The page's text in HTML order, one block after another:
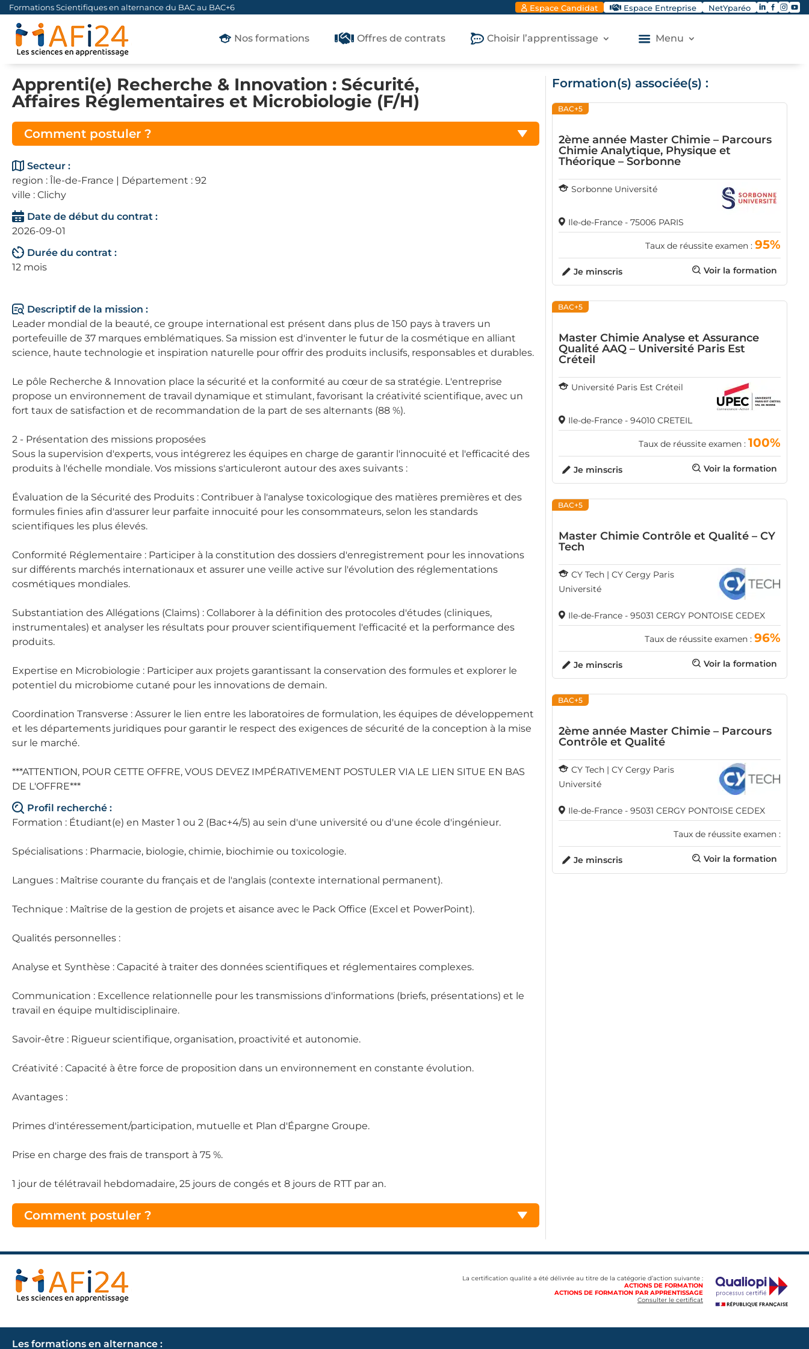
Formations Scientifiques en alternance du BAC au BAC+6 Espace Candidat Espace Entreprise NetYparéo 
Nos formations Offres de contrats Choisir l’apprentissage Menu
Apprenti(e) Recherche & Innovation : Sécurité,
Affaires Réglementaires et Microbiologie (F/H)
Comment postuler ?
Secteur :
region : Île-de-France | Département : 92
ville : Clichy
Date de début du contrat :
2026-09-01
Durée du contrat :
12 mois
Descriptif de la mission :
Leader mondial de la beauté, ce groupe international est présent dans plus de 150 pays à travers un
portefeuille de 37 marques emblématiques. Sa mission est d'inventer le futur de la cosmétique en alliant
science, haute technologie et inspiration naturelle pour offrir des produits inclusifs, responsables et durables.
Le pôle Recherche & Innovation place la sécurité et la conformité au cœur de sa stratégie. L'entreprise
propose un environnement de travail dynamique et stimulant, favorisant la créativité scientifique, avec un
fort taux de satisfaction et de recommandation de la part de ses alternants (88 %).
2 - Présentation des missions proposées
Sous la supervision d'experts, vous intégrerez les équipes en charge de garantir l'innocuité et l'efficacité des
produits à l'échelle mondiale. Vos missions s'articuleront autour des axes suivants :
Évaluation de la Sécurité des Produits : Contribuer à l'analyse toxicologique des matières premières et des
formules finies afin d'assurer leur parfaite innocuité pour les consommateurs, selon les standards
scientifiques les plus élevés.
Conformité Réglementaire : Participer à la constitution des dossiers d'enregistrement pour les innovations
sur différents marchés internationaux et assurer une veille active sur l'évolution des réglementations
cosmétiques mondiales.
Substantiation des Allégations (Claims) : Collaborer à la définition des protocoles d'études (cliniques,
instrumentales) et analyser les résultats pour prouver scientifiquement l'efficacité et la performance des
produits.
Expertise en Microbiologie : Participer aux projets garantissant la conservation des formules et explorer le
potentiel du microbiome cutané pour les innovations de demain.
Coordination Transverse : Assurer le lien entre les laboratoires de formulation, les équipes de développement
et les départements juridiques pour garantir le respect des exigences de sécurité de la conception à la mise
sur le marché.
***ATTENTION, POUR CETTE OFFRE, VOUS DEVEZ IMPÉRATIVEMENT POSTULER VIA LE LIEN SITUE EN BAS
DE L'OFFRE***
Profil recherché :
Formation : Étudiant(e) en Master 1 ou 2 (Bac+4/5) au sein d'une université ou d'une école d'ingénieur.
Spécialisations : Pharmacie, biologie, chimie, biochimie ou toxicologie.
Langues : Maîtrise courante du français et de l'anglais (contexte international permanent).
Technique : Maîtrise de la gestion de projets et aisance avec le Pack Office (Excel et PowerPoint).
Qualités personnelles :
Analyse et Synthèse : Capacité à traiter des données scientifiques et réglementaires complexes.
Communication : Excellence relationnelle pour les transmissions d'informations (briefs, présentations) et le
travail en équipe multidisciplinaire.
Savoir-être : Rigueur scientifique, organisation, proactivité et autonomie.
Créativité : Capacité à être force de proposition dans un environnement en constante évolution.
Avantages :
Primes d'intéressement/participation, mutuelle et Plan d'Épargne Groupe.
Prise en charge des frais de transport à 75 %.
1 jour de télétravail hebdomadaire, 25 jours de congés et 8 jours de RTT par an.
Comment postuler ?
Formation(s) associée(s) :
BAC+5
2ème année Master Chimie – Parcours
Chimie Analytique, Physique et
Théorique – Sorbonne
Sorbonne Université
Ile-de-France - 75006 PARIS
Taux de réussite examen : 95%
Voir la formation
Je minscris
BAC+5
Master Chimie Analyse et Assurance
Qualité AAQ – Université Paris Est
Créteil
Université Paris Est Créteil
Ile-de-France - 94010 CRETEIL
Taux de réussite examen : 100%
Voir la formation
Je minscris
BAC+5
Master Chimie Contrôle et Qualité – CY
Tech
CY Tech | CY Cergy Paris
Université
Ile-de-France - 95031 CERGY PONTOISE CEDEX
Taux de réussite examen : 96%
Voir la formation
Je minscris
BAC+5
2ème année Master Chimie – Parcours
Contrôle et Qualité
CY Tech | CY Cergy Paris
Université
Ile-de-France - 95031 CERGY PONTOISE CEDEX
Taux de réussite examen :
Voir la formation
Je minscris
La certification qualité a été délivrée au titre de la catégorie d’action suivante :
ACTIONS DE FORMATION
ACTIONS DE FORMATION PAR APPRENTISSAGE
Consulter le certificat
Les formations en alternance :